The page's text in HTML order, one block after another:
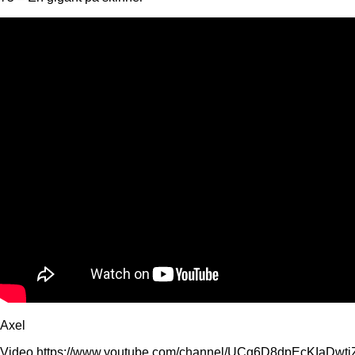
Axel
Video https://www.youtube.com/channel/